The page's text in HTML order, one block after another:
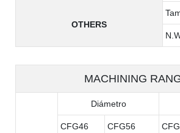
OTHERS
MACHINING
Diámetro
CFG46 CFG56